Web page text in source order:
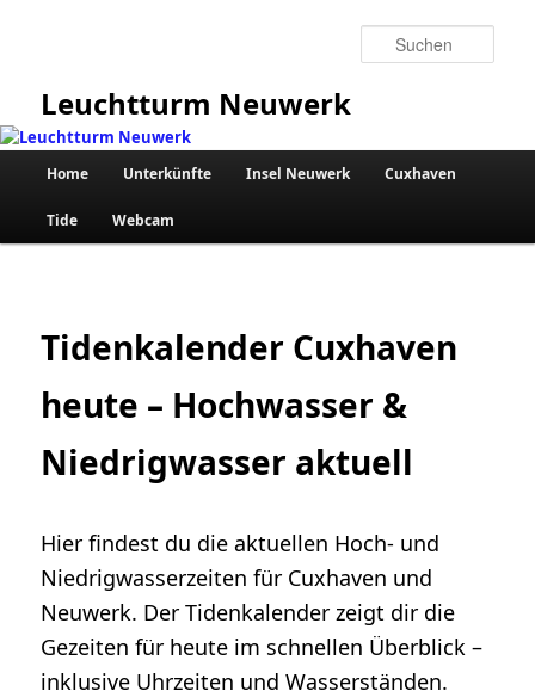
Leuchtturm Neuwerk
Hauptmenü
Home Unterkünfte Insel Neuwerk Cuxhaven
Tide Webcam
Tidenkalender Cuxhaven
heute – Hochwasser &
Niedrigwasser aktuell
Hier findest du die aktuellen Hoch- und
Niedrigwasserzeiten für Cuxhaven und
Neuwerk. Der Tidenkalender zeigt dir die
Gezeiten für heute im schnellen Überblick –
inklusive Uhrzeiten und Wasserständen.